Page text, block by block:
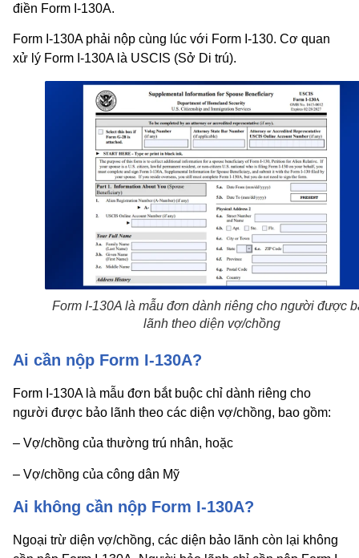
điền Form I-130A.
Form I-130A phải nộp cùng lúc với Form I-130. Cơ quan
xử lý Form I-130A là USCIS (Sở Di trú).
Form I-130A là mẫu đơn dành riêng cho người được
lãnh theo diện vợ/chồng
Ai cần nộp Form I-130A?
Form I-130A là mẫu đơn bắt buộc chỉ dành riêng cho
người được bảo lãnh theo các diện vợ/chồng, bao gồm:
– Vợ/chồng của thường trú nhân, hoặc
– Vợ/chồng của công dân Mỹ
Ai không cần nộp Form I-130A?
Ngoại trừ diện vợ/chồng, các diện bảo lãnh còn lại không